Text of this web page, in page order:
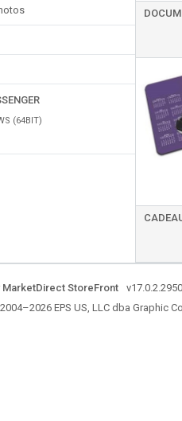
(64BIT)
MarketDirect StoreFront
EPS US, LLC dba Graphic